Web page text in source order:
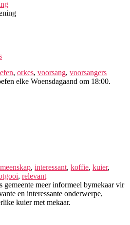
, orkes, voorsang, voorsangers
elke Woensdagaand om 18:00.
, interessant, koffie, kuier,
, relevant
gemeente meer informeel bymekaar vir
en interessante onderwerpe,
kuier met mekaar.